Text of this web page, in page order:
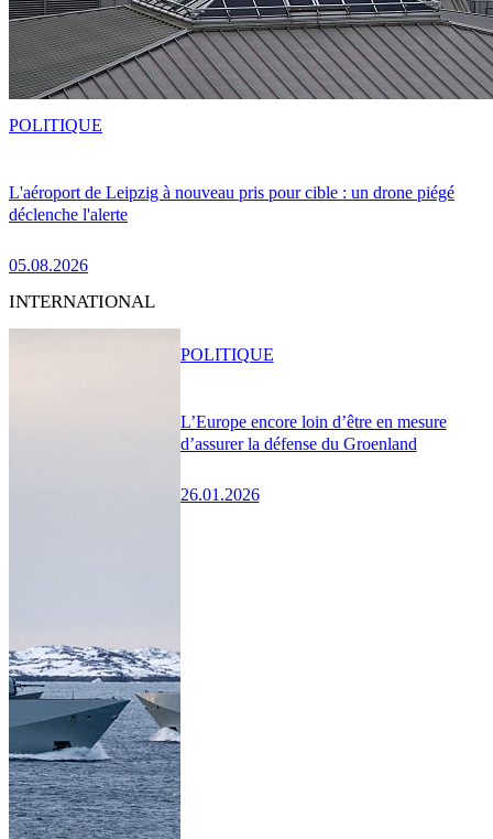
L'aéroport de Leipzig à nouveau pris pour cible : un drone piégé
déclenche l'alerte
05.08.2026
POLITIQUE
INTERNATIONAL
L’Europe encore loin d’être en mesure
d’assurer la défense du Groenland
26.01.2026
POLITIQUE